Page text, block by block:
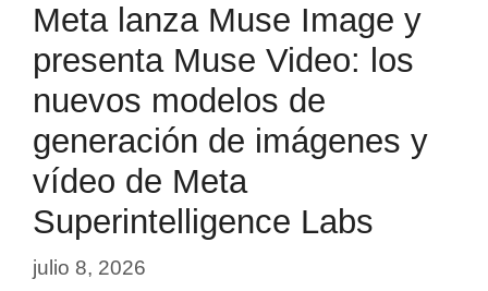
Meta lanza Muse Image y
presenta Muse Video: los
nuevos modelos de
generación de imágenes y
vídeo de Meta
Superintelligence Labs
julio 8, 2026